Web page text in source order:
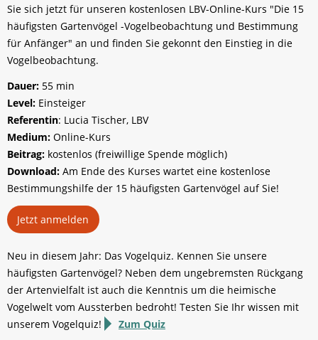
Sie sich jetzt für unseren kostenlosen LBV-Online-Kurs "Die 15
häufigsten Gartenvögel -Vogelbeobachtung und Bestimmung
für Anfänger" an und finden Sie gekonnt den Einstieg in die
Vogelbeobachtung.
Dauer: 55 min
Level: Einsteiger
Referentin: Lucia Tischer, LBV
Medium: Online-Kurs
Beitrag: kostenlos (freiwillige Spende möglich)
Download: Am Ende des Kurses wartet eine kostenlose
Bestimmungshilfe der 15 häufigsten Gartenvögel auf Sie!
Jetzt anmelden
Neu in diesem Jahr: Das Vogelquiz. Kennen Sie unsere
häufigsten Gartenvögel? Neben dem ungebremsten Rückgang
der Artenvielfalt ist auch die Kenntnis um die heimische
Vogelwelt vom Aussterben bedroht! Testen Sie Ihr wissen mit
unserem Vogelquiz!
Zum Quiz